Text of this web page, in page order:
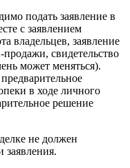
подать заявление в
с заявлением
владельцев, заявление
свидетельство
может меняться).
в ходе личного
решение
не должен
заявления.